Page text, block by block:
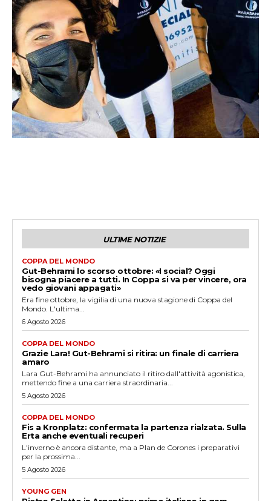
ULTIME NOTIZIE
COPPA DEL MONDO
Gut-Behrami lo scorso ottobre: «I social? Oggi
bisogna piacere a tutti. In Coppa si va per vincere, ora
vedo giovani appagati»
Era fine ottobre, la vigilia di una nuova stagione di Coppa del
Mondo. L'ultima...
6 Agosto 2026
COPPA DEL MONDO
Grazie Lara! Gut-Behrami si ritira: un finale di carriera
amaro
Lara Gut-Behrami ha annunciato il ritiro dall'attività agonistica,
mettendo fine a una carriera straordinaria...
5 Agosto 2026
COPPA DEL MONDO
Fis a Kronplatz: confermata la partenza rialzata. Sulla
Erta anche eventuali recuperi
L'inverno è ancora distante, ma a Plan de Corones i preparativi
per la prossima...
5 Agosto 2026
YOUNG GEN